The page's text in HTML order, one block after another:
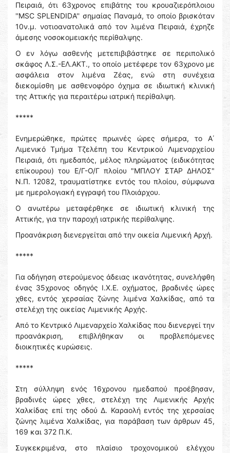
Πειραιά, ότι 63χρονος επιβάτης του κρουαζιερόπλοιου
''MSC SPLENDIDA'' σημαίας Παναμά, το οποίο βρισκόταν
10ν.μ. νοτιοανατολικά από τον λιμένα Πειραιά, έχρηζε
άμεσης νοσοκομειακής περίθαλψης.
Ο εν λόγω ασθενής μετεπιβιβάστηκε σε περιπολικό
σκάφος Λ.Σ.-ΕΛ.ΑΚΤ., το οποίο μετέφερε τον 63χρονο με
ασφάλεια στον λιμένα Ζέας, ενώ στη συνέχεια
διεκομίσθη με ασθενοφόρο όχημα σε ιδιωτική κλινική
της Αττικής για περαιτέρω ιατρική περίθαλψη.
*****
Ενημερώθηκε, πρώτες πρωινές ώρες σήμερα, το Α΄
Λιμενικό Τμήμα Τζελέπη του Κεντρικού Λιμεναρχείου
Πειραιά, ότι ημεδαπός, μέλος πληρώματος (ειδικότητας
επίκουρου) του Ε/Γ-Ο/Γ πλοίου "ΜΠΛΟΥ ΣΤΑΡ ΔΗΛΟΣ"
Ν.Π. 12082, τραυματίστηκε εντός του πλοίου, σύμφωνα
με ημερολογιακή εγγραφή του Πλοιάρχου.
Ο ανωτέρω μεταφέρθηκε σε ιδιωτική κλινική της
Αττικής, για την παροχή ιατρικής περίθαλψης.
Προανάκριση διενεργείται από την οικεία Λιμενική Αρχή.
*****
Για οδήγηση στερούμενος άδειας ικανότητας, συνελήφθη
ένας 35χρονος οδηγός Ι.Χ.Ε. οχήματος, βραδινές ώρες
χθες, εντός χερσαίας ζώνης λιμένα Χαλκίδας, από τα
στελέχη της οικείας Λιμενικής Αρχής.
Από το Κεντρικό Λιμεναρχείο Χαλκίδας που διενεργεί την
προανάκριση, επιβλήθηκαν οι προβλεπόμενες
διοικητικές κυρώσεις.
*****
Στη σύλληψη ενός 16χρονου ημεδαπού προέβησαν,
βραδινές ώρες χθες, στελέχη της Λιμενικής Αρχής
Χαλκίδας επί της οδού Δ. Καραολή εντός της χερσαίας
ζώνης λιμένα Χαλκίδας, για παράβαση των άρθρων 45,
169 και 372 Π.Κ.
Συγκεκριμένα, στο πλαίσιο τροχονομικού ελέγχου